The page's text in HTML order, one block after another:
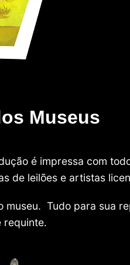
Museus
é impressa com
de leilões e artistas
museu. Tudo para sua
requinte.